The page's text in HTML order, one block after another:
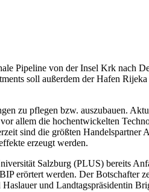
Pipeline von der Insel Krk nach
soll außerdem der Hafen
zu pflegen bzw. auszubauen.
allem die hochentwickelten
sind die größten Handelspartner
erzeugt werden.
Salzburg (PLUS) bereits
erörtert werden. Der Botschafter
und Landtagspräsidentin